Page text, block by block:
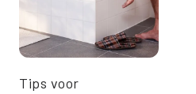
Tips voor